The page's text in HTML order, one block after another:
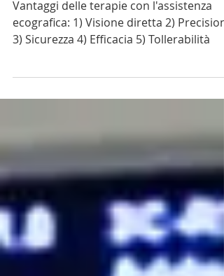
con la guida ecografica
Vantaggi delle terapie con l'assistenza
3) Sicurezza 4) Efficacia 5) Tollerabilità